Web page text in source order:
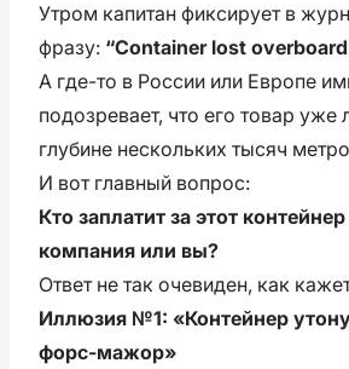
Утром капитан фиксирует в
фразу: “Container lost
А где-то в России или Европе
подозревает, что его товар уже
глубине нескольких тысяч
И вот главный вопрос:
Кто заплатит за этот
компания или вы?
Ответ не так очевиден, как
Иллюзия №1: «Контейнер
форс-мажор»